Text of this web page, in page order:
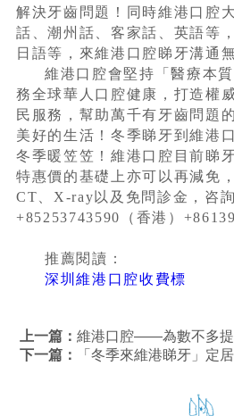
解決牙齒問題！同時維港口腔
話、潮州話、客家話、英語等
日語等，來維港口腔睇牙溝通
維港口腔會堅持「醫療本
務全球華人口腔健康，打造權
民服務，幫助萬千有牙齒問題
美好的生活！冬季睇牙到維港
冬季暖笠笠！維港口腔目前睇
特惠價的基礎上亦可以再減免
CT、X-ray以及免問診金，咨
+85253743590（香港）
推薦閱讀：
深圳維港口腔收費標
上一篇：維港口腔——為數不多提供多語言
下一篇：
「冬季來維港睇牙」定居國外香